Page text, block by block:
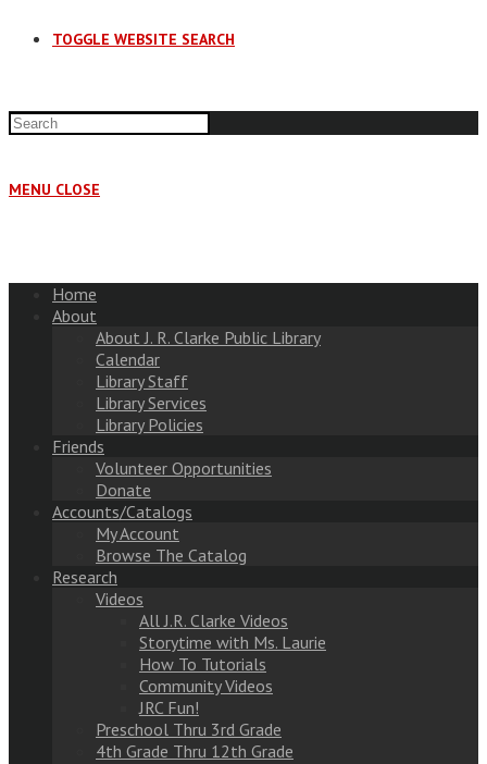
TOGGLE WEBSITE SEARCH
MENU CLOSE
Home
About
About J. R. Clarke Public Library
Calendar
Library Staff
Library Services
Library Policies
Friends
Volunteer Opportunities
Donate
Accounts/Catalogs
My Account
Browse The Catalog
Research
Videos
All J.R. Clarke Videos
Storytime with Ms. Laurie
How To Tutorials
Community Videos
JRC Fun!
Preschool Thru 3rd Grade
4th Grade Thru 12th Grade